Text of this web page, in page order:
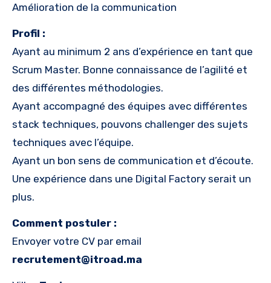
Amélioration de la communication
Profil :
Ayant au minimum 2 ans d’expérience en tant que
Scrum Master. Bonne connaissance de l’agilité et
des différentes méthodologies.
Ayant accompagné des équipes avec différentes
stack techniques, pouvons challenger des sujets
techniques avec l’équipe.
Ayant un bon sens de communication et d’écoute.
Une expérience dans une Digital Factory serait un
plus.
Comment postuler :
Envoyer votre CV par email
recrutement@itroad.ma